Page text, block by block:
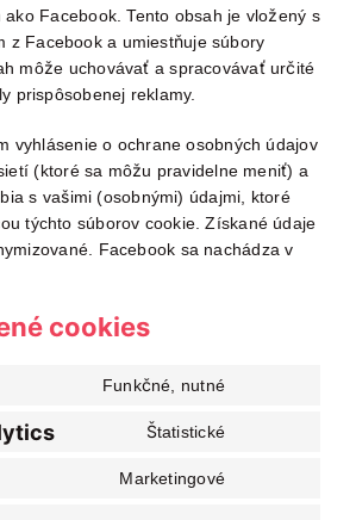
Facebook. Tento obsah je vložený s
z Facebook a umiestňuje súbory
môže uchovávať a spracovávať určité
prispôsobenej reklamy.
vyhlásenie o ochrane osobných údajov
(ktoré sa môžu pravidelne meniť) a
s vašimi (osobnými) údajmi, ktoré
týchto súborov cookie. Získané údaje
Facebook sa nachádza v
cookies
Funkčné, nutné
Štatistické
Marketingové